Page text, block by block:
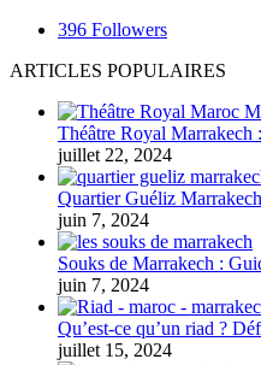
396 Followers
ARTICLES POPULAIRES
Théâtre Royal Marrakech
juillet 22, 2024
Quartier Guéliz
juin 7, 2024
Souks de Marrakech :
juin 7, 2024
Qu’est-ce qu’un riad ?
juillet 15, 2024